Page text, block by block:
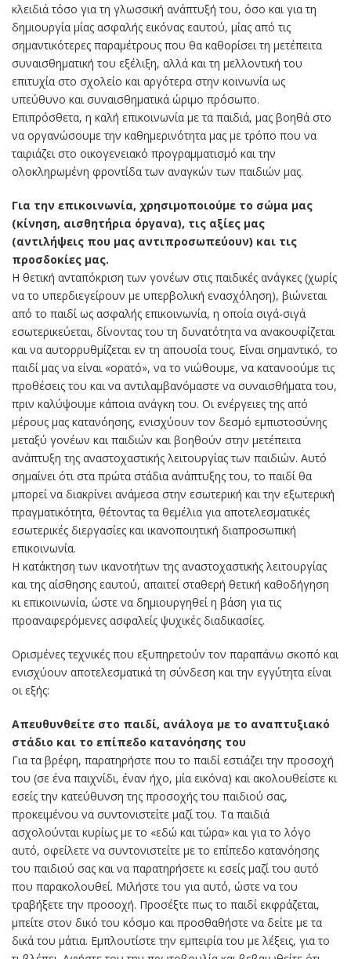
κλειδιά τόσο για τη γλωσσική ανάπτυξή του, όσο και για τη
δημιουργία μίας ασφαλής εικόνας εαυτού, μίας από τις
σημαντικότερες παραμέτρους που θα καθορίσει τη μετέπειτα
συναισθηματική του εξέλιξη, αλλά και τη μελλοντική του
επιτυχία στο σχολείο και αργότερα στην κοινωνία ως
υπεύθυνο και συναισθηματικά ώριμο πρόσωπο.
Επιπρόσθετα, η καλή επικοινωνία με τα παιδιά, μας βοηθά στο
να οργανώσουμε την καθημερινότητα μας με τρόπο που να
ταιριάζει στο οικογενειακό προγραμματισμό και την
ολοκληρωμένη φροντίδα των αναγκών των παιδιών μας.
Για την επικοινωνία, χρησιμοποιούμε το σώμα μας
(κίνηση, αισθητήρια όργανα), τις αξίες μας
(αντιλήψεις που μας αντιπροσωπεύουν) και τις
προσδοκίες μας.
Η θετική ανταπόκριση των γονέων στις παιδικές ανάγκες (χωρίς
να το υπερδιεγείρουν με υπερβολική ενασχόληση), βιώνεται
από το παιδί ως ασφαλής επικοινωνία, η οποία σιγά-σιγά
εσωτερικεύεται, δίνοντας του τη δυνατότητα να ανακουφίζεται
και να αυτορρυθμίζεται εν τη απουσία τους. Είναι σημαντικό, το
παιδί μας να είναι «ορατό», να το νιώθουμε, να κατανοούμε τις
προθέσεις του και να αντιλαμβανόμαστε να συναισθήματα του,
πριν καλύψουμε κάποια ανάγκη του. Οι ενέργειες της από
μέρους μας κατανόησης, ενισχύουν τον δεσμό εμπιστοσύνης
μεταξύ γονέων και παιδιών και βοηθούν στην μετέπειτα
ανάπτυξη της αναστοχαστικής λειτουργίας των παιδιών. Αυτό
σημαίνει ότι στα πρώτα στάδια ανάπτυξης του, το παιδί θα
μπορεί να διακρίνει ανάμεσα στην εσωτερική και την εξωτερική
πραγματικότητα, θέτοντας τα θεμέλια για αποτελεσματικές
εσωτερικές διεργασίες και ικανοποιητική διαπροσωπική
επικοινωνία.
Η κατάκτηση των ικανοτήτων της αναστοχαστικής λειτουργίας
και της αίσθησης εαυτού, απαιτεί σταθερή θετική καθοδήγηση
κι επικοινωνία, ώστε να δημιουργηθεί η βάση για τις
προαναφερόμενες ασφαλείς ψυχικές διαδικασίες.
Ορισμένες τεχνικές που εξυπηρετούν τον παραπάνω σκοπό και
ενισχύουν αποτελεσματικά τη σύνδεση και την εγγύτητα είναι
οι εξής:
Απευθυνθείτε στο παιδί, ανάλογα με το αναπτυξιακό
στάδιο και το επίπεδο κατανόησης του
Για τα βρέφη, παρατηρήστε που το παιδί εστιάζει την προσοχή
του (σε ένα παιχνίδι, έναν ήχο, μία εικόνα) και ακολουθείστε κι
εσείς την κατεύθυνση της προσοχής του παιδιού σας,
προκειμένου να συντονιστείτε μαζί του. Τα παιδιά
ασχολούνται κυρίως με το «εδώ και τώρα» και για το λόγο
αυτό, οφείλετε να συντονιστείτε με το επίπεδο κατανόησης
του παιδιού σας και να παρατηρήσετε κι εσείς μαζί του αυτό
που παρακολουθεί. Μιλήστε του για αυτό, ώστε να του
τραβήξετε την προσοχή. Προσέξτε πως το παιδί εκφράζεται,
μπείτε στον δικό του κόσμο και προσθαθήστε να δείτε με τα
δικά του μάτια. Εμπλουτίστε την εμπειρία του με λέξεις, για το